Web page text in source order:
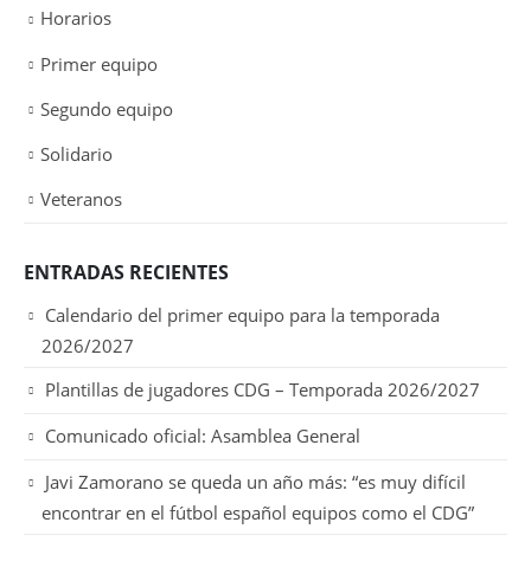
Horarios
Primer equipo
Segundo equipo
Solidario
Veteranos
ENTRADAS RECIENTES
Calendario del primer equipo para la temporada
2026/2027
Plantillas de jugadores CDG – Temporada 2026/2027
Comunicado oficial: Asamblea General
Javi Zamorano se queda un año más: “es muy difícil
encontrar en el fútbol español equipos como el CDG”